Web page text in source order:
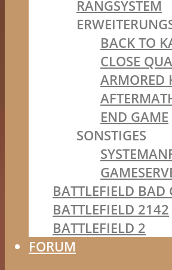
RANGSYSTEM
BACK TO
CLOSE
ARMORED
END GAME
SONSTIGES
BATTLEFIELD
BATTLEFIELD 2142
BATTLEFIELD 2
FORUM